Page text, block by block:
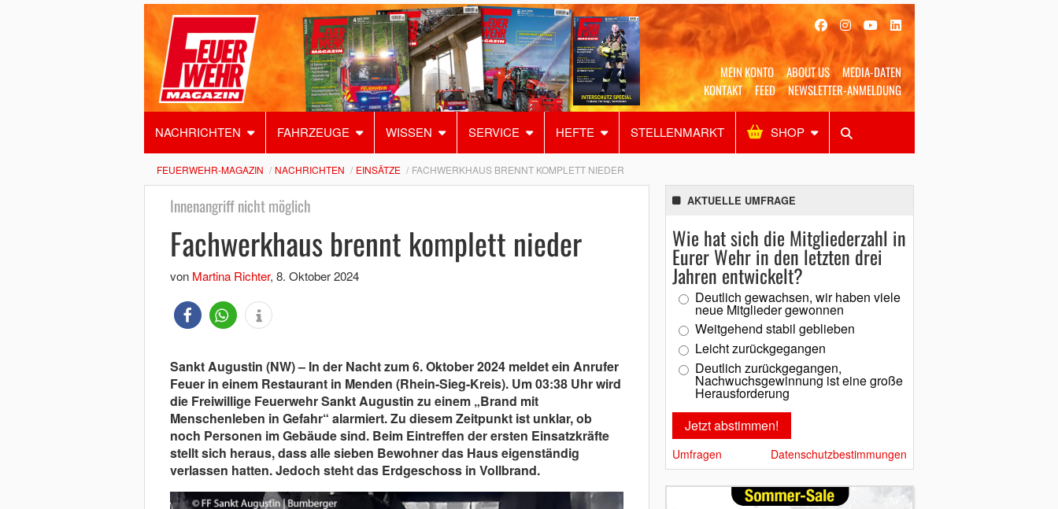
MEIN KONTO ABOUT US
MEDIA-DATEN
KONTAKT
FEED NEWSLETTER-ANMELDUNG
NACHRICHTEN FAHRZEUGE WISSEN SERVICE HEFTE STELLENMARKT SHOP
Alles Shop SUCHEN
FEUERWEHR-MAGAZIN NACHRICHTEN EINSÄTZE FACHWERKHAUS BRENNT KOMPLETT NIEDER
Innenangriff nicht möglich
Fachwerkhaus brennt komplett nieder
von Martina Richter, 8. Oktober 2024
Sankt Augustin (NW) – In der Nacht zum 6. Oktober 2024 meldet ein Anrufer
Feuer in einem Restaurant in Menden (Rhein-Sieg-Kreis). Um 03:38 Uhr wird
die Freiwillige Feuerwehr Sankt Augustin zu einem „Brand mit
Menschenleben in Gefahr“ alarmiert. Zu diesem Zeitpunkt ist unklar, ob
noch Personen im Gebäude sind. Beim Eintreffen der ersten Einsatzkräfte
stellt sich heraus, dass alle sieben Bewohner das Haus eigenständig
verlassen hatten. Jedoch steht das Erdgeschoss in Vollbrand.
AKTUELLE UMFRAGE
Wie hat sich die Mitgliederzahl in
Eurer Wehr in den letzten drei
Jahren entwickelt?
Deutlich gewachsen, wir haben viele
neue Mitglieder gewonnen
Weitgehend stabil geblieben
Leicht zurückgegangen
Deutlich zurückgegangen,
Nachwuchsgewinnung ist eine große
Herausforderung
Umfragen Datenschutzbestimmungen